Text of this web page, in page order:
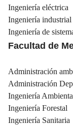
Ingeniería eléctrica
Ingeniería industrial
Ingeniería de
Facultad de
Administración
Administración
Ingeniería
Ingeniería Forestal
Ingeniería Sanitaria